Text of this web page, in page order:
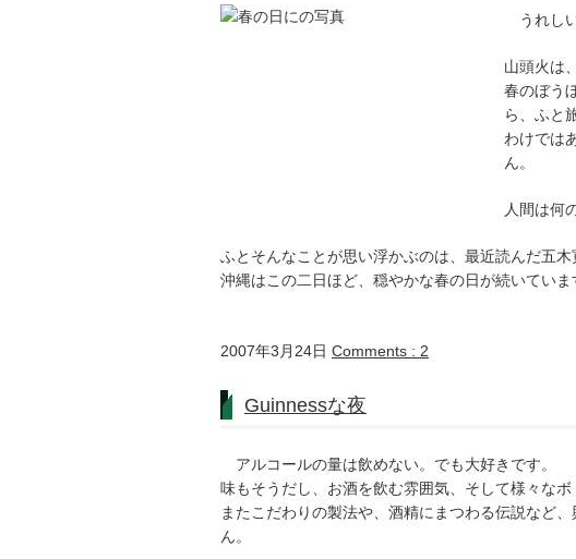
うれし
山頭火は
春のぼう
ら、ふと
わけでは
ん。
人間は何
ふとそんなことが思い浮かぶのは、最近読んだ五木
沖縄はこの二日ほど、穏やかな春の日が続いていま
2007年3月24日 Comments : 2
Guinnessな夜
アルコールの量は飲めない。でも大好きです。
味もそうだし、お酒を飲む雰囲気、そして様々なボ
またこだわりの製法や、酒精にまつわる伝説など
ん。